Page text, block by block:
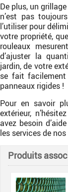
De plus, un
n’est pas
l’utiliser pour
votre propriété,
rouleaux
d’ajuster la
jardin, de votre
se fait
panneaux rigides !
Pour en savoir
extérieur,
avez besoin
les services de
Produits